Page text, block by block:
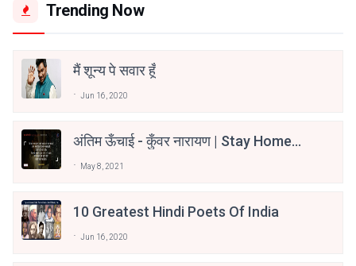
Trending Now
मैं शून्य पे सवार हूँ
Jun 16, 2020
अंतिम ऊँचाई - कुँवर नारायण | Stay Home
May 8, 2021
10 Greatest Hindi Poets Of India
Jun 16, 2020